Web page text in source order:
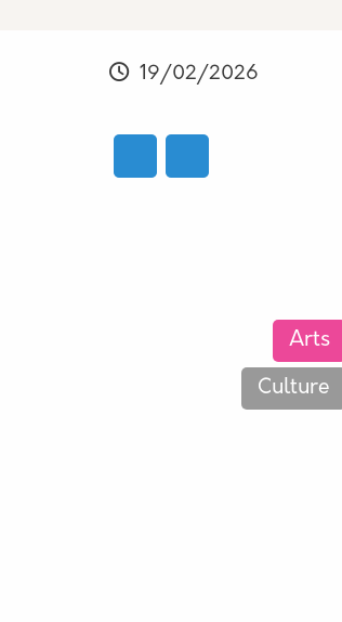
Modifié
19/02/2026
Les thématiques
Arts
Culture